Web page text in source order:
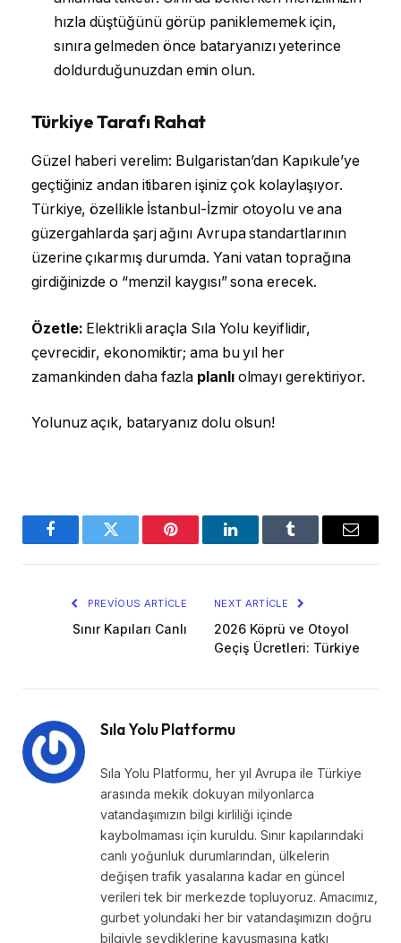
hızla düştüğünü görüp paniklememek için,
sınıra gelmeden önce bataryanızı yeterince
doldurduğunuzdan emin olun.
Türkiye Tarafı Rahat
Güzel haberi verelim: Bulgaristan’dan Kapıkule’ye
geçtiğiniz andan itibaren işiniz çok kolaylaşıyor.
Türkiye, özellikle İstanbul-İzmir otoyolu ve ana
güzergahlarda şarj ağını Avrupa standartlarının
üzerine çıkarmış durumda. Yani vatan toprağına
girdiğinizde o “menzil kaygısı” sona erecek.
Özetle: Elektrikli araçla Sıla Yolu keyiflidir,
çevrecidir, ekonomiktir; ama bu yıl her
zamankinden daha fazla planlıolmayı gerektiriyor.
Yolunuz açık, bataryanız dolu olsun!
FacebookTwitter Pinterest LinkedInTumblr Email
PREVIOUS ARTICLE
Sınır Kapıları Canlı
NEXT ARTICLE
2026 Köprü ve Otoyol
Geçiş Ücretleri: Türkiye
Sıla Yolu Platformu
Sıla Yolu Platformu, her yıl Avrupa ile Türkiye
arasında mekik dokuyan milyonlarca
vatandaşımızın bilgi kirliliği içinde
kaybolmaması için kuruldu. Sınır kapılarındaki
canlı yoğunluk durumlarından, ülkelerin
değişen trafik yasalarına kadar en güncel
verileri tek bir merkezde topluyoruz. Amacımız,
gurbet yolundaki her bir vatandaşımızın doğru
bilgiyle sevdiklerine kavuşmasına katkı